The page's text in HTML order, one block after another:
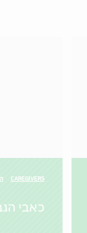
CAREGIVERS
כאבי